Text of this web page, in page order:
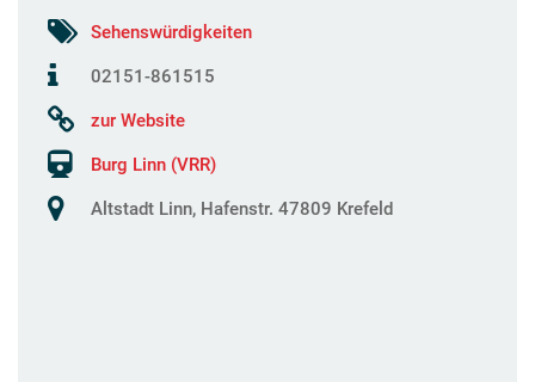
Sehenswürdigkeiten
02151-861515
zur Website
Burg Linn (VRR)
Altstadt Linn, Hafenstr. 47809 Krefeld